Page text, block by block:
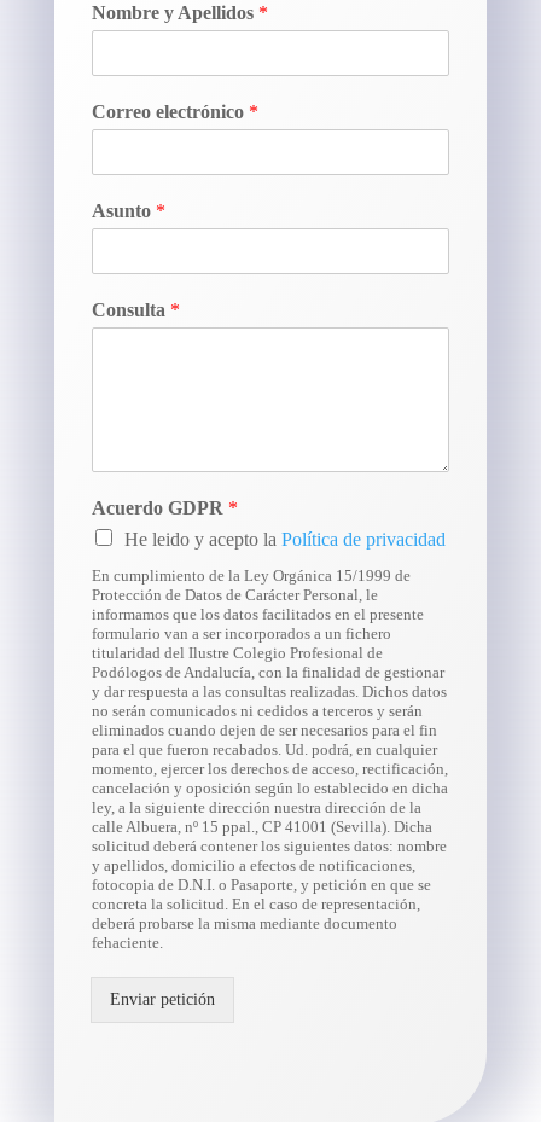
Nombre y Apellidos *
Correo electrónico *
Asunto *
Consulta *
Acuerdo GDPR *
He leido y acepto la Política de privacidad
En cumplimiento de la Ley Orgánica 15/1999 de
Protección de Datos de Carácter Personal, le
informamos que los datos facilitados en el presente
formulario van a ser incorporados a un fichero
titularidad del Ilustre Colegio Profesional de
Podólogos de Andalucía, con la finalidad de gestionar
y dar respuesta a las consultas realizadas. Dichos datos
no serán comunicados ni cedidos a terceros y serán
eliminados cuando dejen de ser necesarios para el fin
para el que fueron recabados. Ud. podrá, en cualquier
momento, ejercer los derechos de acceso, rectificación,
cancelación y oposición según lo establecido en dicha
ley, a la siguiente dirección nuestra dirección de la
calle Albuera, nº 15 ppal., CP 41001 (Sevilla). Dicha
solicitud deberá contener los siguientes datos: nombre
y apellidos, domicilio a efectos de notificaciones,
fotocopia de D.N.I. o Pasaporte, y petición en que se
concreta la solicitud. En el caso de representación,
deberá probarse la misma mediante documento
fehaciente.
Enviar petición